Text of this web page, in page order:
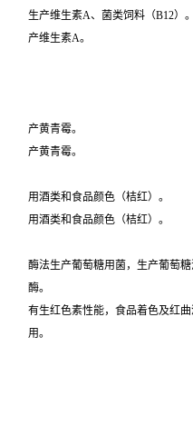
生产维生素A、菌类饲料（B12）。
产维生素A。
产黄青霉。
产黄青霉。
用酒类和食品颜色（桔红）。
用酒类和食品颜色（桔红）。
酶法生产葡萄糖用菌，生产葡萄
酶。
有生红色素性能，食品着色及红
用。